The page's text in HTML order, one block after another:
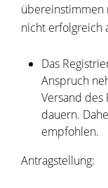
übereinstimmen
nicht erfolgreich
Das
Anspruch
Versand des
dauern.
empfohlen.
Antragstellung: